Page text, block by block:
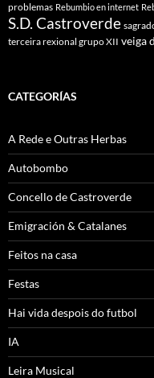
problemas Rebumbio en internet
S.D. Castroverde
terceira rexional grupo XII veiga
CATEGORÍAS
A Rede e Outras Herbas
Autobombo
Concello de Castroverde
Emigración & Catalanes
Feitos na casa
Festas
Hai vida despois do futbol
IA
Leira Musical